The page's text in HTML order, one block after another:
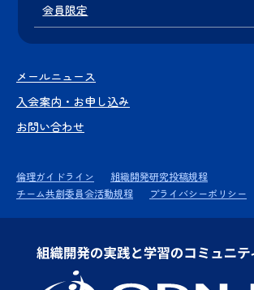
会員限定
メールニュース
入会案内・お申し込み
お問い合わせ
倫理ガイドライン
組織開発研究投稿規程
チーム共創委員会活動規程
プライバシーポリシー